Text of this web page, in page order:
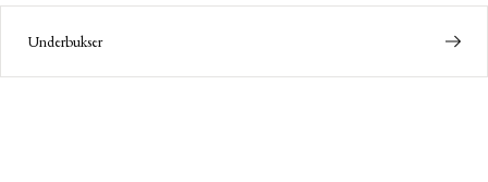
Underbukser